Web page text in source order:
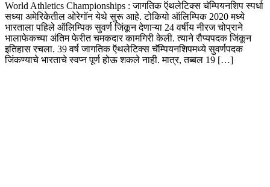
World Athletics Championships : जागतिक ऍथलेटिक्स चॅम्पियनशिप स्पर्धा
सध्या अमेरिकेतील ओरेगॉन येथे सुरू आहे. टोकियो ऑलिम्पिक 2020 मध्ये
भारताला पहिले ऑलिम्पिक सुवर्ण जिंकून देणाऱ्या 24 वर्षीय नीरज चोप्राने
भालाफेकच्या अंतिम फेरीत चमकदार कामगिरी केली. त्याने रौप्यपदक जिंकून
इतिहास रचला. 39 वर्ष जागतिक ऍथलेटिक्स चॅम्पियनशिपमध्ये सुवर्णपदक
जिंकण्याचे भारताचे स्वप्न पूर्ण होऊ शकले नाही. मात्र, तब्बल 19 […]